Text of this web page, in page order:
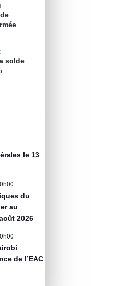
solde
le 13
du
au
2026
de l’EAC